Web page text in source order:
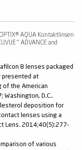
AQUA Kontaktlinsen
ADVANCE and
B lenses packaged
presented at
of the American
Washington, D.C..
deposition for
lenses using a
Lens. 2014;40(5):277-
of various